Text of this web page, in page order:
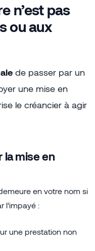
n’est pas
ou aux
de passer par un
une mise en
le créancier à agir
la mise en
en votre nom si
l’impayé :
une prestation non